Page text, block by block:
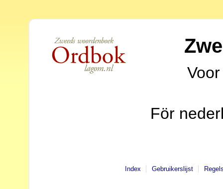
För
Index Gebruikerslijst